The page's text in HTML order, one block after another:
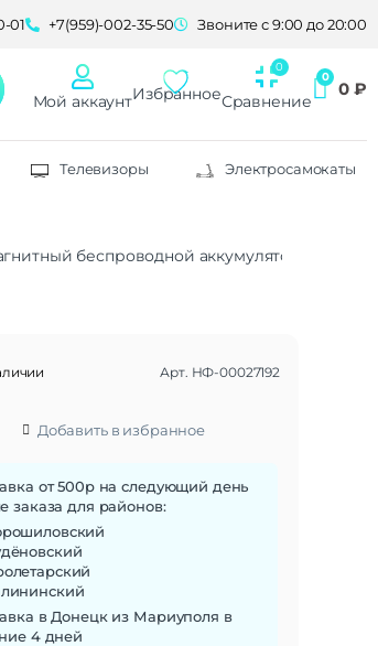
01 +7(959)-002-35-50 Звоните с 9:00 до 20:00
Мой аккаунтИзбранноеСравнение
0 ₽
Телевизоры Электросамокаты
беспроводной аккумулятор Xiaomi
Арт. НФ-00027192
Добавить в избранное
от 500р на следующий день
заказа для районов:
в Донецк из Мариуполя в
4 дней